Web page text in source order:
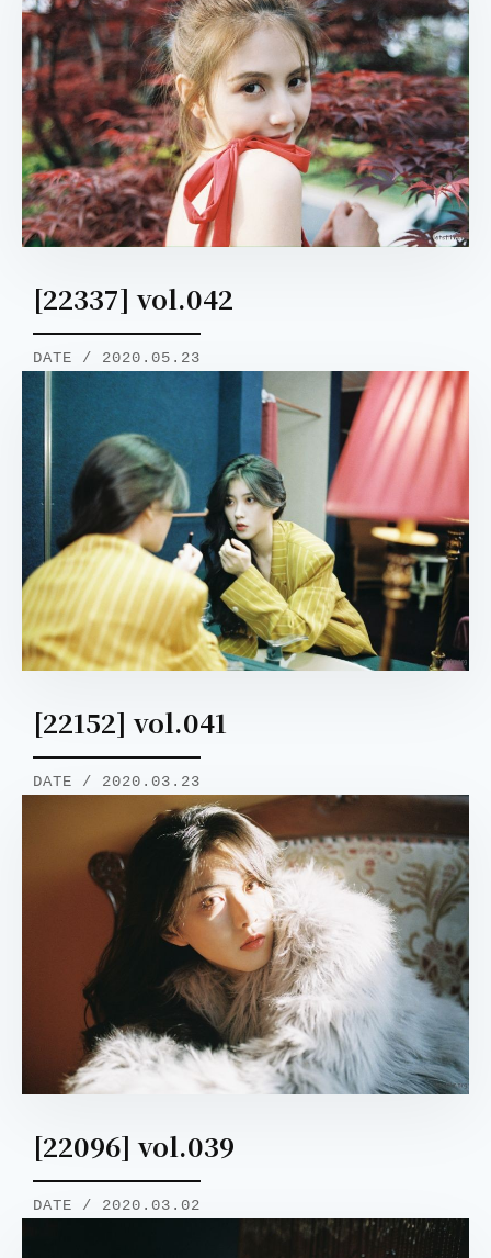
[22337] vol.042
DATE / 2020.05.23
[22152] vol.041
DATE / 2020.03.23
[22096] vol.039
DATE / 2020.03.02